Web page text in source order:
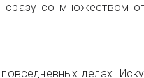
сразу со множеством
делах.